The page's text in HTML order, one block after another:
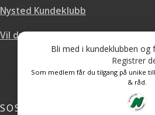
Nysted Kundeklubb
Vil du leie hos oss?
SOSIALE MEDIER
Bli med i kundeklubben og
Registrer
Som medlem får du tilgang på unike
& råd.